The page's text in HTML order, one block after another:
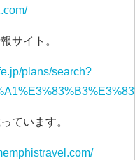
サイト。
plans/search?
ています。